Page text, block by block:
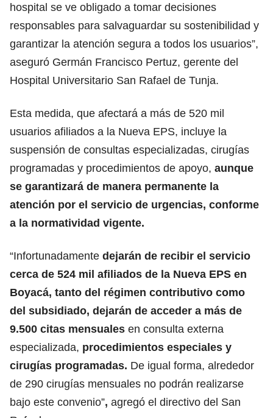
hospital se ve obligado a tomar decisiones
responsables para salvaguardar su sostenibilidad y
garantizar la atención segura a todos los usuarios”,
aseguró Germán Francisco Pertuz, gerente del
Hospital Universitario San Rafael de Tunja.
Esta medida, que afectará a más de 520 mil
usuarios afiliados a la Nueva EPS, incluye la
suspensión de consultas especializadas, cirugías
programadas y procedimientos de apoyo, aunque
se garantizará de manera permanente la
atención por el servicio de urgencias, conforme
a la normatividad vigente.
“Infortunadamente dejarán de recibir el servicio
cerca de 524 mil afiliados de la Nueva EPS en
Boyacá, tanto del régimen contributivo como
del subsidiado, dejarán de acceder a más de
9.500 citas mensuales en consulta externa
especializada, procedimientos especiales y
cirugías programadas. De igual forma, alrededor
de 290 cirugías mensuales no podrán realizarse
bajo este convenio”, agregó el directivo del San